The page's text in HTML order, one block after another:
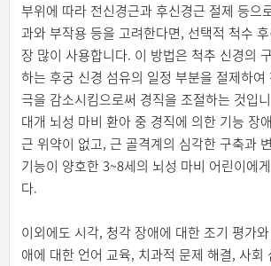
부위에 따라 전신경근과 후신경근 절제 등으
과와 부작용 등을 고려한다면, 선택적 척수
장 많이 사용합니다. 이 방법은 척추 신경의
하는 후궁 신경 섬유의 일정 부분을 절제하
극을 감소시킴으로써 경직을 조절하는 것입
대개 뇌성 마비 환아 중 경직에 의한 기능 장
근 위약이 없고, 근 골격계의 심각한 구축과
기능이 양호한 3~8세의 뇌성 마비 어린이에
다.
이외에도 시각, 청각 장애에 대한 조기 평가
애에 대한 언어 교육, 치과적 문제 해결, 사회